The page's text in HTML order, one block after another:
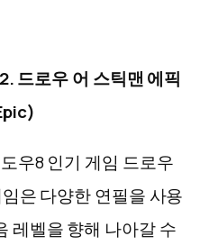
드로우 어 스틱맨 에픽
우8 인기 게임 드로우
은 다양한 연필을 사용
레벨을 향해 나아갈 수